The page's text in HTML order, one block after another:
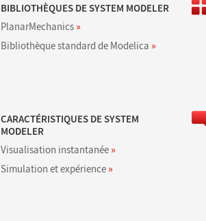
BIBLIOTHÈQUES DE SYSTEM MODELER
PlanarMechanics »
Bibliothèque standard de Modelica »
CARACTÉRISTIQUES DE SYSTEM
MODELER
Visualisation instantanée »
Simulation et expérience »